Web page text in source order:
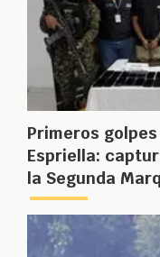
Primeros
Espriella:
la Segunda